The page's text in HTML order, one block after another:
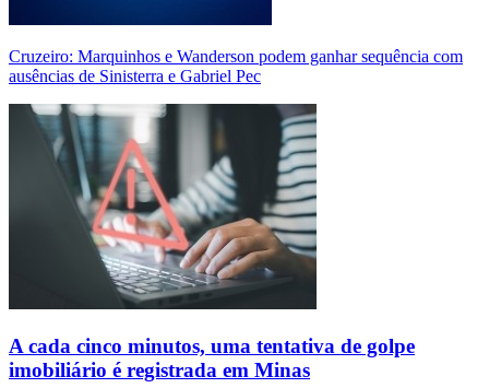
Cruzeiro: Marquinhos e Wanderson podem ganhar sequência com
ausências de Sinisterra e Gabriel Pec
A cada cinco minutos, uma tentativa de golpe
imobiliário é registrada em Minas